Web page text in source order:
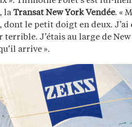
la Transat New York Vendée. «
dont le petit doigt en deux. J’ai
terrible. J’étais au large de
arrive ».